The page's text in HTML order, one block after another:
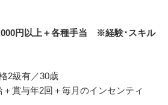
円以上＋各種手当 ※経験･スキル
2級有／30歳
賞与年2回＋毎月のインセンティ